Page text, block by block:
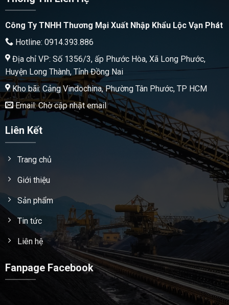
Công Ty TNHH Thương Mại Xuất Nhập Khẩu Lộc Vạn Phát
Hotline: 0914.393.886
Địa chỉ VP: Số 1356/3, ấp Phước Hòa, Xã Long Phước,
Huyện Long Thành, Tỉnh Đồng Nai
Kho bãi: Cảng Vindochina, Phường Tân Phước, TP HCM
Email: Chờ cập nhật email
Liên Kết
Trang chủ
Giới thiệu
Sản phẩm
Tin tức
Liên hệ
Fanpage Facebook